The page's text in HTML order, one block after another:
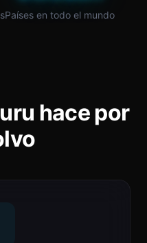
Países en todo el mundo
hace por